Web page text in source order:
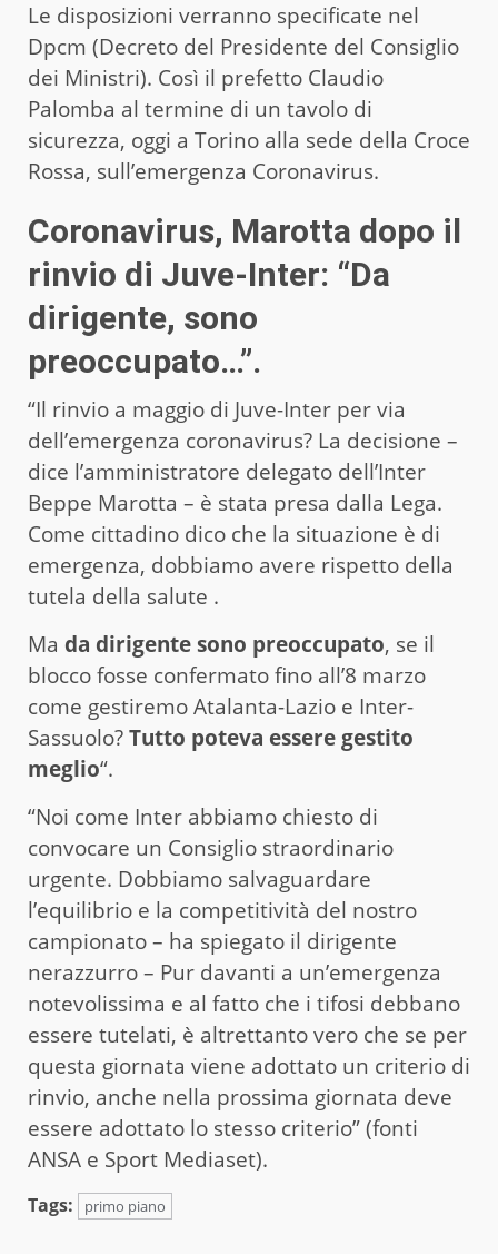
Le disposizioni verranno specificate nel
Dpcm (Decreto del Presidente del Consiglio
dei Ministri). Così il prefetto Claudio
Palomba al termine di un tavolo di
sicurezza, oggi a Torino alla sede della Croce
Rossa, sull’emergenza Coronavirus.
Coronavirus, Marotta dopo il
rinvio di Juve-Inter: “Da
dirigente, sono
preoccupato…”.
“Il rinvio a maggio di Juve-Inter per via
dell’emergenza coronavirus? La decisione –
dice l’amministratore delegato dell’Inter
Beppe Marotta – è stata presa dalla Lega.
Come cittadino dico che la situazione è di
emergenza, dobbiamo avere rispetto della
tutela della salute .
Ma da dirigente sono preoccupato, se il
blocco fosse confermato fino all’8 marzo
come gestiremo Atalanta-Lazio e Inter-
Sassuolo?Tutto poteva essere gestito
meglio“.
“Noi come Inter abbiamo chiesto di
convocare un Consiglio straordinario
urgente. Dobbiamo salvaguardare
l’equilibrio e la competitività del nostro
campionato – ha spiegato il dirigente
nerazzurro – Pur davanti a un’emergenza
notevolissima e al fatto che i tifosi debbano
essere tutelati, è altrettanto vero che se per
questa giornata viene adottato un criterio di
rinvio, anche nella prossima giornata deve
essere adottato lo stesso criterio” (fonti
ANSA e Sport Mediaset).
Tags: primo piano